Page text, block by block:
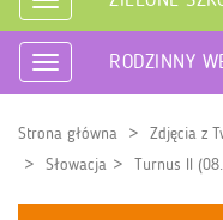
nawigację
Rozwiń
nawigację
RODZINNY
Strona główna Zdjęcia z
Słowacja
Turnus II